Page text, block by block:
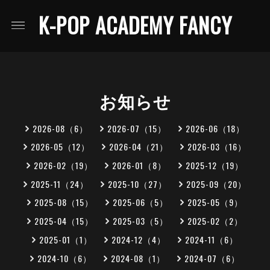
K-POP ACADEMY FANCY
お知らせ
2026-08（6） 2026-07（15）
2026-06（18）
2026-05（12）
2026-04（21）
2026-03（16）
2026-02（19）
2026-01（8）
2025-12（19）
2025-11（24）
2025-10（27）
2025-09（20）
2025-08（15）
2025-06（5）
2025-05（9）
2025-04（15）
2025-03（5）
2025-02（2）
2025-01（1）
2024-12（4）
2024-11（6）
2024-10（6）
2024-08（1）
2024-07（6）